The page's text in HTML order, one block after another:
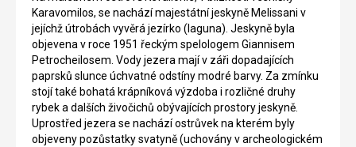
Karavomilos, se nachází majestátní jeskyně Melissani v
jejíchž útrobách vyvěrá jezírko (laguna). Jeskyně byla
objevena v roce 1951 řeckým spelologem Giannisem
Petrocheilosem. Vody jezera mají v záři dopadajících
paprsků slunce úchvatné odstíny modré barvy. Za zmínku
stojí také bohatá krápníková výzdoba i rozličné druhy
rybek a dalších živočichů obývajících prostory jeskyně.
Uprostřed jezera se nachází ostrůvek na kterém byly
objeveny pozůstatky svatyně (uchovány v archeologickém